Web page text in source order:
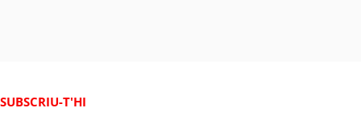
SUBSCRIU-T'HI